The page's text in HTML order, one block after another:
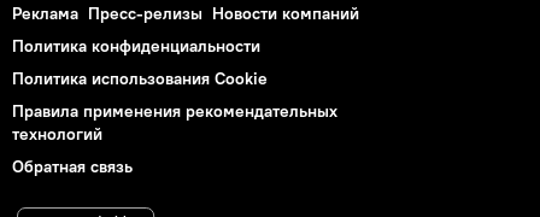
Реклама Пресс-релизы Новости компаний
Политика конфиденциальности
Политика использования Cookie
Правила применения рекомендательных
технологий
Обратная связь